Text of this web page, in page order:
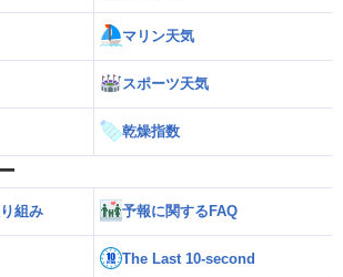
マリン天気
スポーツ天気
乾燥指数
組み 予報に関するFAQ
The Last 10-second